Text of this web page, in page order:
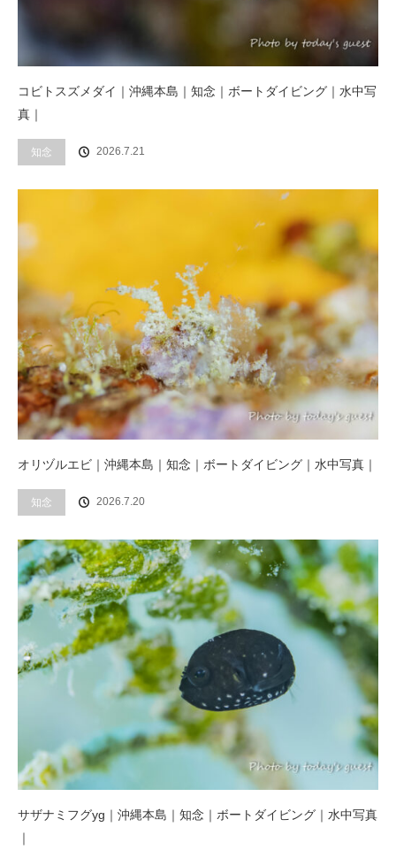
コビトスズメダイ｜沖縄本島｜知念｜ボートダイビング｜水中写
真｜
知念 2026.7.21
オリヅルエビ｜沖縄本島｜知念｜ボートダイビング｜水中写真｜
知念 2026.7.20
サザナミフグyg｜沖縄本島｜知念｜ボートダイビング｜水中写真
｜